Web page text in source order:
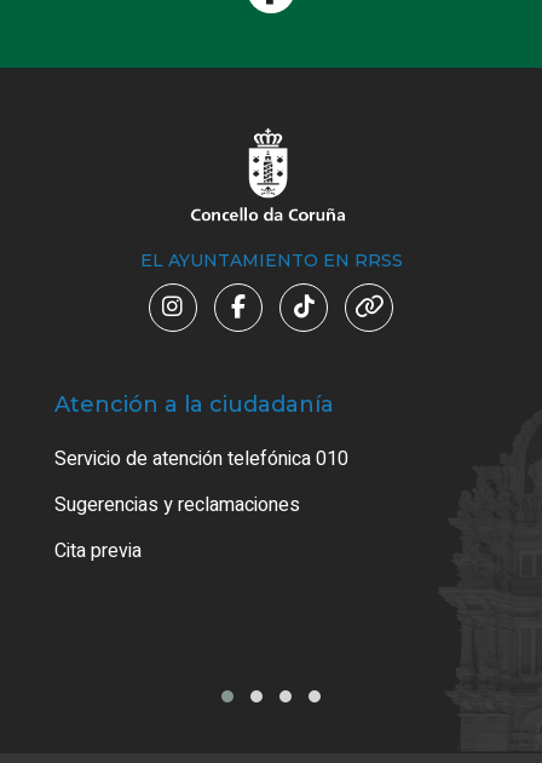
EL AYUNTAMIENTO EN RRSS
Atención a la ciudadanía
Servicio de atención telefónica 010
Sugerencias y reclamaciones
Cita previa